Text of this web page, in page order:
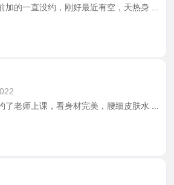
加的一直没约，刚好最近有空，天热身 ...
了老师上课，看身材完美，腰细皮肤水 ...